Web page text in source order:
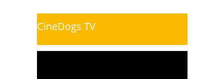
CineDogs TV